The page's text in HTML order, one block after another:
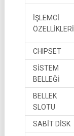
İŞLEMCİ
ÖZELLİKLERİ
CHIPSET
SİSTEM
BELLEĞİ
BELLEK
SLOTU
SABİT DİSK